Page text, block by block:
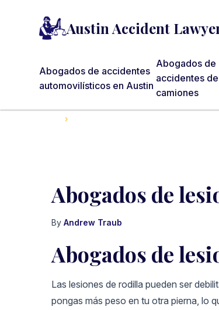
Austin Accident
Abogados de accidentes
automovilísticos en Austin
Abogados de
accidentes de
camiones
Abogados de
By Andrew Traub
Abogados de
Las lesiones de rodilla pueden ser
pongas más peso en tu otra pierna, lo